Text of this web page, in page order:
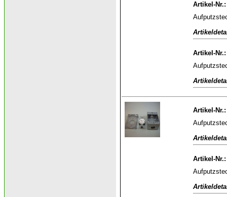
Artikel-Nr.:
Artikel-Nr.:
Artikel-Nr.:
Artikel-Nr.: